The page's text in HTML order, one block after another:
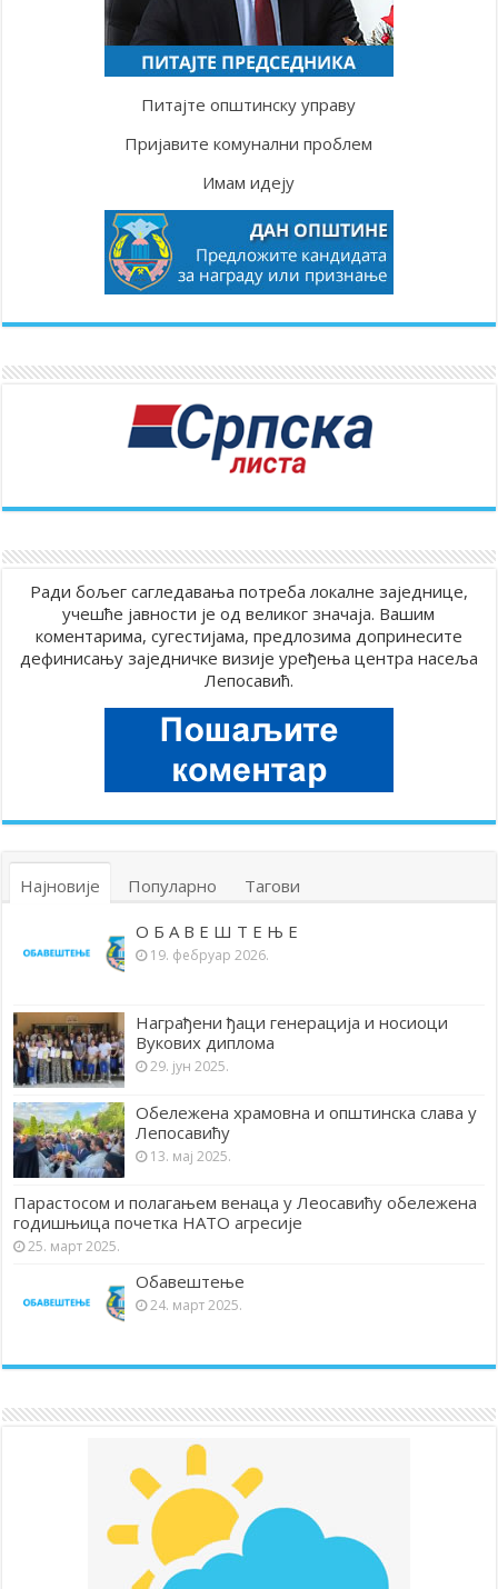
Питајте општинску управу
Пријавите комунални проблем
Имам идеју
Ради бољег сагледавања потреба локалне заједнице,
учешће јавности је од великог значаја. Вашим
коментарима, сугестијама, предлозима допринесите
дефинисању заједничке визије уређења центра насеља
Лепосавић.
Најновије Популарно Тагови
О Б А В Е Ш Т Е Њ Е
19. фебруар 2026.
Награђени ђаци генерација и носиоци
Вукових диплома
29. јун 2025.
Обележена храмовна и општинска слава у
Лепосавићу
13. мај 2025.
Парастосом и полагањем венаца у Леосавићу обележена
годишњица почетка НАТО агресије
25. март 2025.
Обавештење
24. март 2025.